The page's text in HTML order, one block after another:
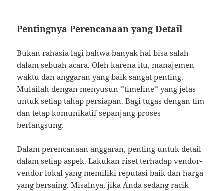
Pentingnya Perencanaan yang Detail
Bukan rahasia lagi bahwa banyak hal bisa salah
dalam sebuah acara. Oleh karena itu, manajemen
waktu dan anggaran yang baik sangat penting.
Mulailah dengan menyusun *timeline* yang jelas
untuk setiap tahap persiapan. Bagi tugas dengan tim
dan tetap komunikatif sepanjang proses
berlangsung.
Dalam perencanaan anggaran, penting untuk detail
dalam setiap aspek. Lakukan riset terhadap vendor-
vendor lokal yang memiliki reputasi baik dan harga
yang bersaing. Misalnya, jika Anda sedang racik